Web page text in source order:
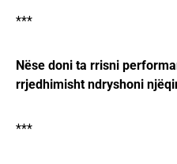
***
Nëse doni ta rrisni
rrjedhimisht ndryshoni
***